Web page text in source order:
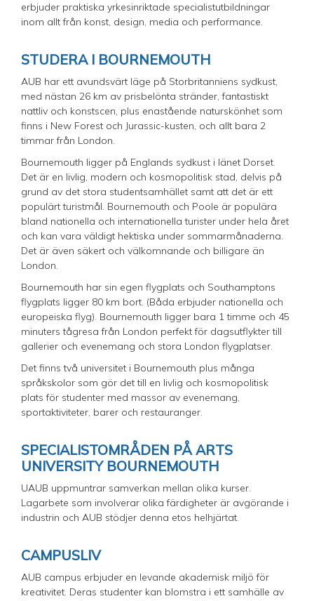
erbjuder praktiska yrkesinriktade specialistutbildningar
inom allt från konst, design, media och performance.
STUDERA I BOURNEMOUTH
AUB har ett avundsvärt läge på Storbritanniens sydkust,
med nästan 26 km av prisbelönta stränder, fantastiskt
nattliv och konstscen, plus enastående naturskönhet som
finns i New Forest och Jurassic-kusten, och allt bara 2
timmar från London.
Bournemouth ligger på Englands sydkust i länet Dorset.
Det är en livlig, modern och kosmopolitisk stad, delvis på
grund av det stora studentsamhället samt att det är ett
populärt turistmål. Bournemouth och Poole är populära
bland nationella och internationella turister under hela året
och kan vara väldigt hektiska under sommarmånaderna.
Det är även säkert och välkomnande och billigare än
London.
Bournemouth har sin egen flygplats och Southamptons
flygplats ligger 80 km bort. (Båda erbjuder nationella och
europeiska flyg). Bournemouth ligger bara 1 timme och 45
minuters tågresa från London perfekt för dagsutflykter till
gallerier och evenemang och stora London flygplatser.
Det finns två universitet i Bournemouth plus många
språkskolor som gör det till en livlig och kosmopolitisk
plats för studenter med massor av evenemang,
sportaktiviteter, barer och restauranger.
SPECIALISTOMRÅDEN PÅ ARTS
UNIVERSITY BOURNEMOUTH
UAUB uppmuntrar samverkan mellan olika kurser.
Lagarbete som involverar olika färdigheter är avgörande i
industrin och AUB stödjer denna etos helhjärtat.
CAMPUSLIV
AUB campus erbjuder en levande akademisk miljö för
kreativitet. Deras studenter kan blomstra i ett samhälle av